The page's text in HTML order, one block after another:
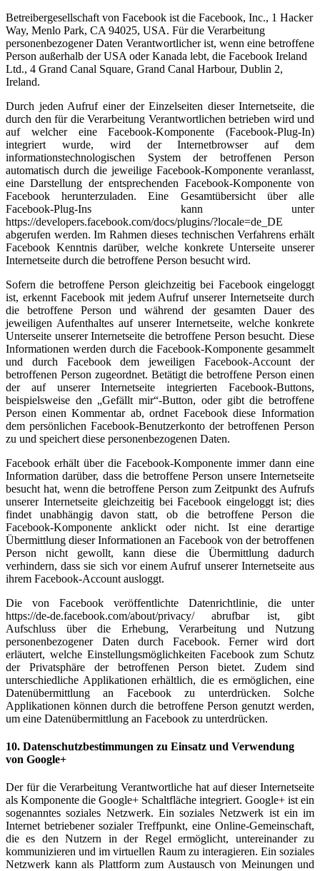
Betreibergesellschaft von Facebook ist die Facebook, Inc., 1 Hacker
Way, Menlo Park, CA 94025, USA. Für die Verarbeitung
personenbezogener Daten Verantwortlicher ist, wenn eine betroffene
Person außerhalb der USA oder Kanada lebt, die Facebook Ireland
Ltd., 4 Grand Canal Square, Grand Canal Harbour, Dublin 2,
Ireland.
Durch jeden Aufruf einer der Einzelseiten dieser Internetseite, die
durch den für die Verarbeitung Verantwortlichen betrieben wird und
auf welcher eine Facebook-Komponente (Facebook-Plug-In)
integriert wurde, wird der Internetbrowser auf dem
informationstechnologischen System der betroffenen Person
automatisch durch die jeweilige Facebook-Komponente veranlasst,
eine Darstellung der entsprechenden Facebook-Komponente von
Facebook herunterzuladen. Eine Gesamtübersicht über alle
Facebook-Plug-Ins kann unter
https://developers.facebook.com/docs/plugins/?locale=de_DE
abgerufen werden. Im Rahmen dieses technischen Verfahrens erhält
Facebook Kenntnis darüber, welche konkrete Unterseite unserer
Internetseite durch die betroffene Person besucht wird.
Sofern die betroffene Person gleichzeitig bei Facebook eingeloggt
ist, erkennt Facebook mit jedem Aufruf unserer Internetseite durch
die betroffene Person und während der gesamten Dauer des
jeweiligen Aufenthaltes auf unserer Internetseite, welche konkrete
Unterseite unserer Internetseite die betroffene Person besucht. Diese
Informationen werden durch die Facebook-Komponente gesammelt
und durch Facebook dem jeweiligen Facebook-Account der
betroffenen Person zugeordnet. Betätigt die betroffene Person einen
der auf unserer Internetseite integrierten Facebook-Buttons,
beispielsweise den „Gefällt mir“-Button, oder gibt die betroffene
Person einen Kommentar ab, ordnet Facebook diese Information
dem persönlichen Facebook-Benutzerkonto der betroffenen Person
zu und speichert diese personenbezogenen Daten.
Facebook erhält über die Facebook-Komponente immer dann eine
Information darüber, dass die betroffene Person unsere Internetseite
besucht hat, wenn die betroffene Person zum Zeitpunkt des Aufrufs
unserer Internetseite gleichzeitig bei Facebook eingeloggt ist; dies
findet unabhängig davon statt, ob die betroffene Person die
Facebook-Komponente anklickt oder nicht. Ist eine derartige
Übermittlung dieser Informationen an Facebook von der betroffenen
Person nicht gewollt, kann diese die Übermittlung dadurch
verhindern, dass sie sich vor einem Aufruf unserer Internetseite aus
ihrem Facebook-Account ausloggt.
Die von Facebook veröffentlichte Datenrichtlinie, die unter
https://de-de.facebook.com/about/privacy/ abrufbar ist, gibt
Aufschluss über die Erhebung, Verarbeitung und Nutzung
personenbezogener Daten durch Facebook. Ferner wird dort
erläutert, welche Einstellungsmöglichkeiten Facebook zum Schutz
der Privatsphäre der betroffenen Person bietet. Zudem sind
unterschiedliche Applikationen erhältlich, die es ermöglichen, eine
Datenübermittlung an Facebook zu unterdrücken. Solche
Applikationen können durch die betroffene Person genutzt werden,
um eine Datenübermittlung an Facebook zu unterdrücken.
10. Datenschutzbestimmungen zu Einsatz und Verwendung
von Google+
Der für die Verarbeitung Verantwortliche hat auf dieser Internetseite
als Komponente die Google+ Schaltfläche integriert. Google+ ist ein
sogenanntes soziales Netzwerk. Ein soziales Netzwerk ist ein im
Internet betriebener sozialer Treffpunkt, eine Online-Gemeinschaft,
die es den Nutzern in der Regel ermöglicht, untereinander zu
kommunizieren und im virtuellen Raum zu interagieren. Ein soziales
Netzwerk kann als Plattform zum Austausch von Meinungen und